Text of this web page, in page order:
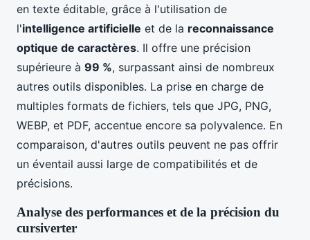
en texte éditable, grâce à l'utilisation de
l'intelligence artificielle et de la reconnaissance
optique de caractères. Il offre une précision
supérieure à 99 %, surpassant ainsi de nombreux
autres outils disponibles. La prise en charge de
multiples formats de fichiers, tels que JPG, PNG,
WEBP, et PDF, accentue encore sa polyvalence. En
comparaison, d'autres outils peuvent ne pas offrir
un éventail aussi large de compatibilités et de
précisions.
Analyse des performances et de la précision du
cursiverter